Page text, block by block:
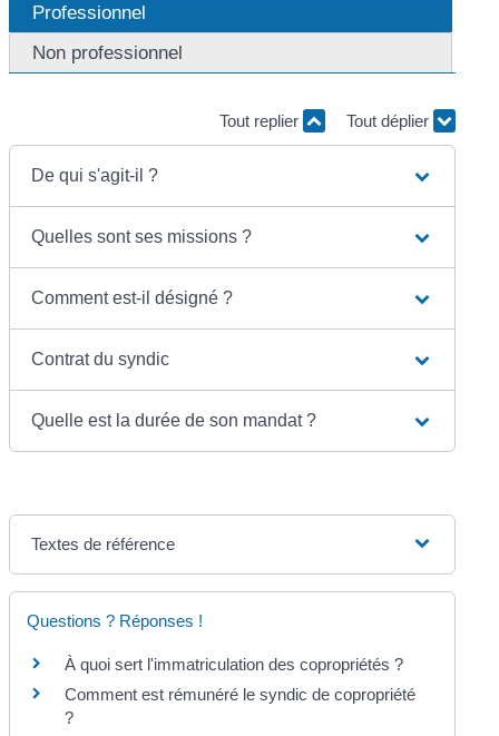
Professionnel
Non professionnel
Tout replier Tout déplier
De qui s'agit-il ?
Quelles sont ses missions ?
Comment est-il désigné ?
Contrat du syndic
Quelle est la durée de son mandat ?
Textes de référence
Questions ? Réponses !
À quoi sert l'immatriculation des copropriétés ?
Comment est rémunéré le syndic de copropriété
?